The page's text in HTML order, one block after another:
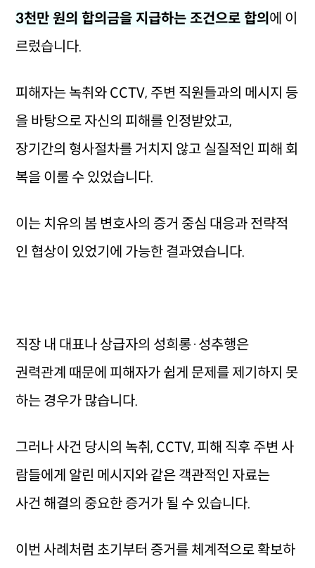
3천만 원의 합의금을 지급하는 조건으로 합의 에 이
르렀습니다.
피해자는 녹취와 CCTV, 주변 직원들과의 메시지 등
을 바탕으로 자신의 피해를 인정받았고,
장기간의 형사절차를 거치지 않고 실질적인 피해 회
복을 이룰 수 있었습니다.
이는 치유의 봄 변호사의 증거 중심 대응과 전략적
인 협상이 있었기에 가능한 결과였습니다.
직장 내 대표나 상급자의 성희롱·성추행은
권력관계 때문에 피해자가 쉽게 문제를 제기하지 못
하는 경우가 많습니다.
그러나 사건 당시의 녹취, CCTV, 피해 직후 주변 사
람들에게 알린 메시지와 같은 객관적인 자료는
사건 해결의 중요한 증거가 될 수 있습니다.
이번 사례처럼 초기부터 증거를 체계적으로 확보하